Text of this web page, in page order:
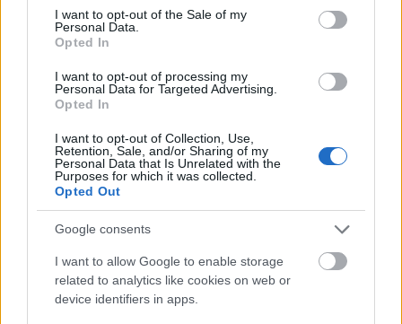
consent section.
I want to opt-out of the Sale of my
Personal Data.
Opted In
I want to opt-out of processing my
Personal Data for Targeted Advertising.
Opted In
I want to opt-out of Collection, Use,
Retention, Sale, and/or Sharing of my
Personal Data that Is Unrelated with the
Purposes for which it was collected.
Opted Out
Google consents
I want to allow Google to enable storage
related to analytics like cookies on web or
device identifiers in apps.
Odmiana: o formach czasu przyszłego
Ciekawostki
— Okradziebił w XV wieku
bronować
— Orałeś? Radliłeś? To teraz zaskrudlij
zielony ludzik— Zielone ludziki na Ukrainie
Mogą Cię zainteresować również hasła
aczkolwiek